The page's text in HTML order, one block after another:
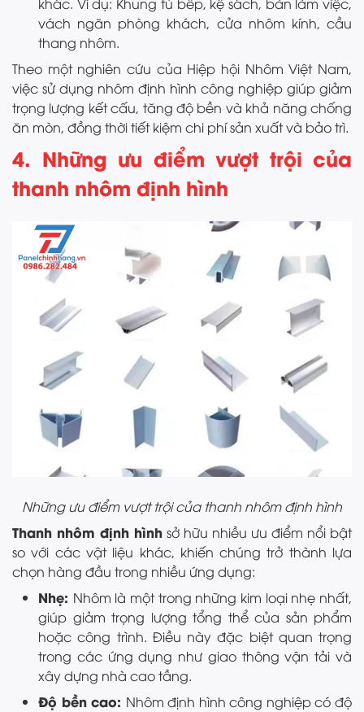
vách ngăn phòng khách, cửa nhôm kính, cầu
thang nhôm.
Theo một nghiên cứu của Hiệp hội Nhôm Việt Nam,
việc sử dụng nhôm định hình công nghiệp giúp giảm
trọng lượng kết cấu, tăng độ bền và khả năng chống
ăn mòn, đồng thời tiết kiệm chi phí sản xuất và bảo trì.
4. Những ưu điểm vượt trội của
thanh nhôm định hình
Những ưu điểm vượt trội của thanh nhôm định hình
Thanh nhôm định hình sở hữu nhiều ưu điểm nổi bật
so với các vật liệu khác, khiến chúng trở thành lựa
chọn hàng đầu trong nhiều ứng dụng:
Nhẹ: Nhôm là một trong những kim loại nhẹ nhất,
giúp giảm trọng lượng tổng thể của sản phẩm
hoặc công trình. Điều này đặc biệt quan trọng
trong các ứng dụng như giao thông vận tải và
xây dựng nhà cao tầng.
Độ bền cao: Nhôm định hình công nghiệp có độ